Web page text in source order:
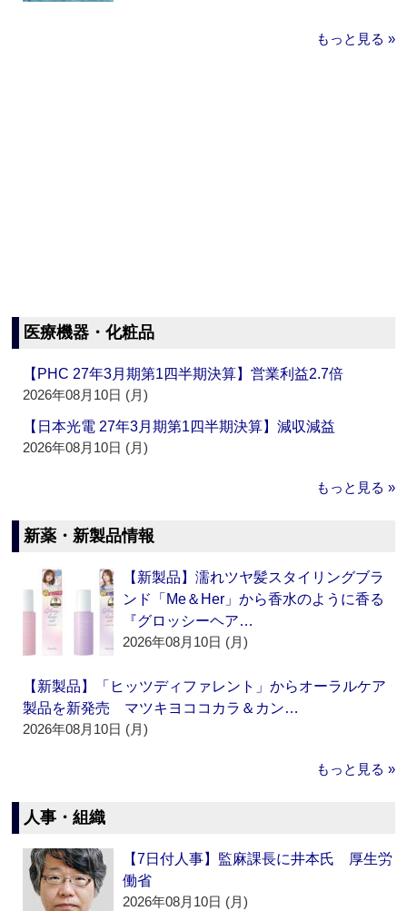
もっと見る »
医療機器・化粧品
【PHC 27年3月期第1四半期決算】営業利益2.7倍
2026年08月10日 (月)
【日本光電 27年3月期第1四半期決算】減収減益
2026年08月10日 (月)
もっと見る »
新薬・新製品情報
【新製品】濡れツヤ髪スタイリングブラ
ンド「Me＆Her」から香水のように香る
『グロッシーヘア…
2026年08月10日 (月)
【新製品】「ヒッツディファレント」からオーラルケア
製品を新発売 マツキヨココカラ＆カン…
2026年08月10日 (月)
もっと見る »
人事・組織
【7日付人事】監麻課長に井本氏 厚生労
働省
2026年08月10日 (月)